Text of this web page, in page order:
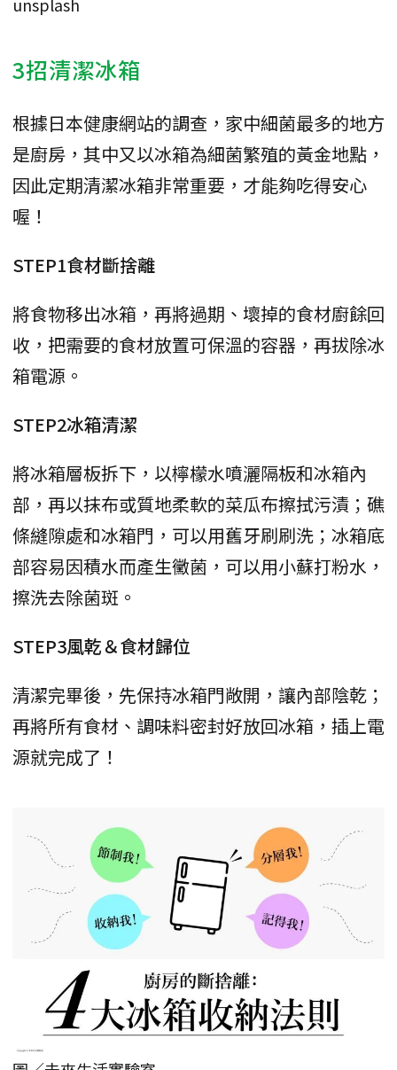
unsplash
3招清潔冰箱
根據日本健康網站的調查，家中細菌最多的地方
是廚房，其中又以冰箱為細菌繁殖的黃金地點，
因此定期清潔冰箱非常重要，才能夠吃得安心
喔！
STEP1食材斷捨離
將食物移出冰箱，再將過期、壞掉的食材廚餘回
收，把需要的食材放置可保溫的容器，再拔除冰
箱電源。
STEP2冰箱清潔
將冰箱層板拆下，以檸檬水噴灑隔板和冰箱內
部，再以抹布或質地柔軟的菜瓜布擦拭污漬；礁
條縫隙處和冰箱門，可以用舊牙刷刷洗；冰箱底
部容易因積水而產生黴菌，可以用小蘇打粉水，
擦洗去除菌斑。
STEP3風乾＆食材歸位
清潔完畢後，先保持冰箱門敞開，讓內部陰乾；
再將所有食材、調味料密封好放回冰箱，插上電
源就完成了！